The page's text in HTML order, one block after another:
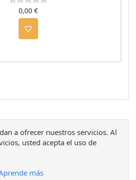
0,00 €
a ofrecer nuestros servicios. Al
usted acepta el uso de
más